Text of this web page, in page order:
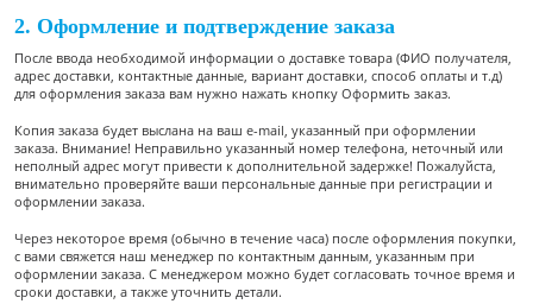
2. Оформление и подтверждение заказа
После ввода необходимой информации о доставке товара (ФИО получателя,
адрес доставки, контактные данные, вариант доставки, способ оплаты и т.д)
для оформления заказа вам нужно нажать кнопку Оформить заказ.
Копия заказа будет выслана на ваш e-mail, указанный при оформлении
заказа. Внимание! Неправильно указанный номер телефона, неточный или
неполный адрес могут привести к дополнительной задержке! Пожалуйста,
внимательно проверяйте ваши персональные данные при регистрации и
оформлении заказа.
Через некоторое время (обычно в течение часа) после оформления покупки,
с вами свяжется наш менеджер по контактным данным, указанным при
оформлении заказа. С менеджером можно будет согласовать точное время и
сроки доставки, а также уточнить детали.